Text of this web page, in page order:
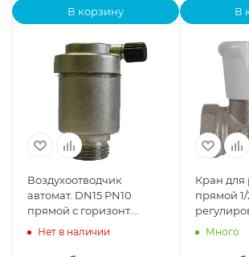
В корзину В
Воздухоотводчик
автомат. DN15 PN10
прямой с горизонт.
выпуском
Нет в наличии
Кран для
прямой
33951
Много